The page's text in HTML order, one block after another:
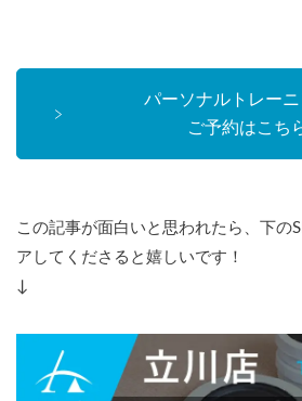
パーソナルトレー
ご予約はこち
この記事が面白いと思われたら、下の
アしてくださると嬉しいです！
↓